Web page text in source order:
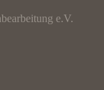
e.V.